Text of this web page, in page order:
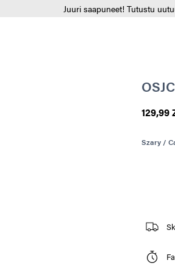
Juuri saapuneet! Tutustu
129,99
Szary /